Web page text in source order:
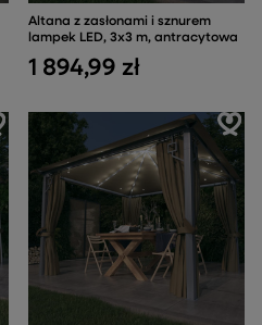
Altana z zasłonami i sznurem
lampek LED, 3x3 m, antracytowa
1 894,99 zł